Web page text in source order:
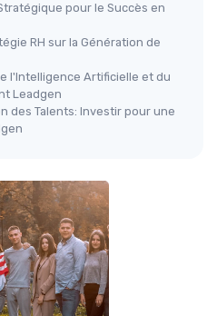
pour le Succès en
RH sur la Génération de
l'Intelligence Artificielle et du
Leadgen
des Talents: Investir pour une